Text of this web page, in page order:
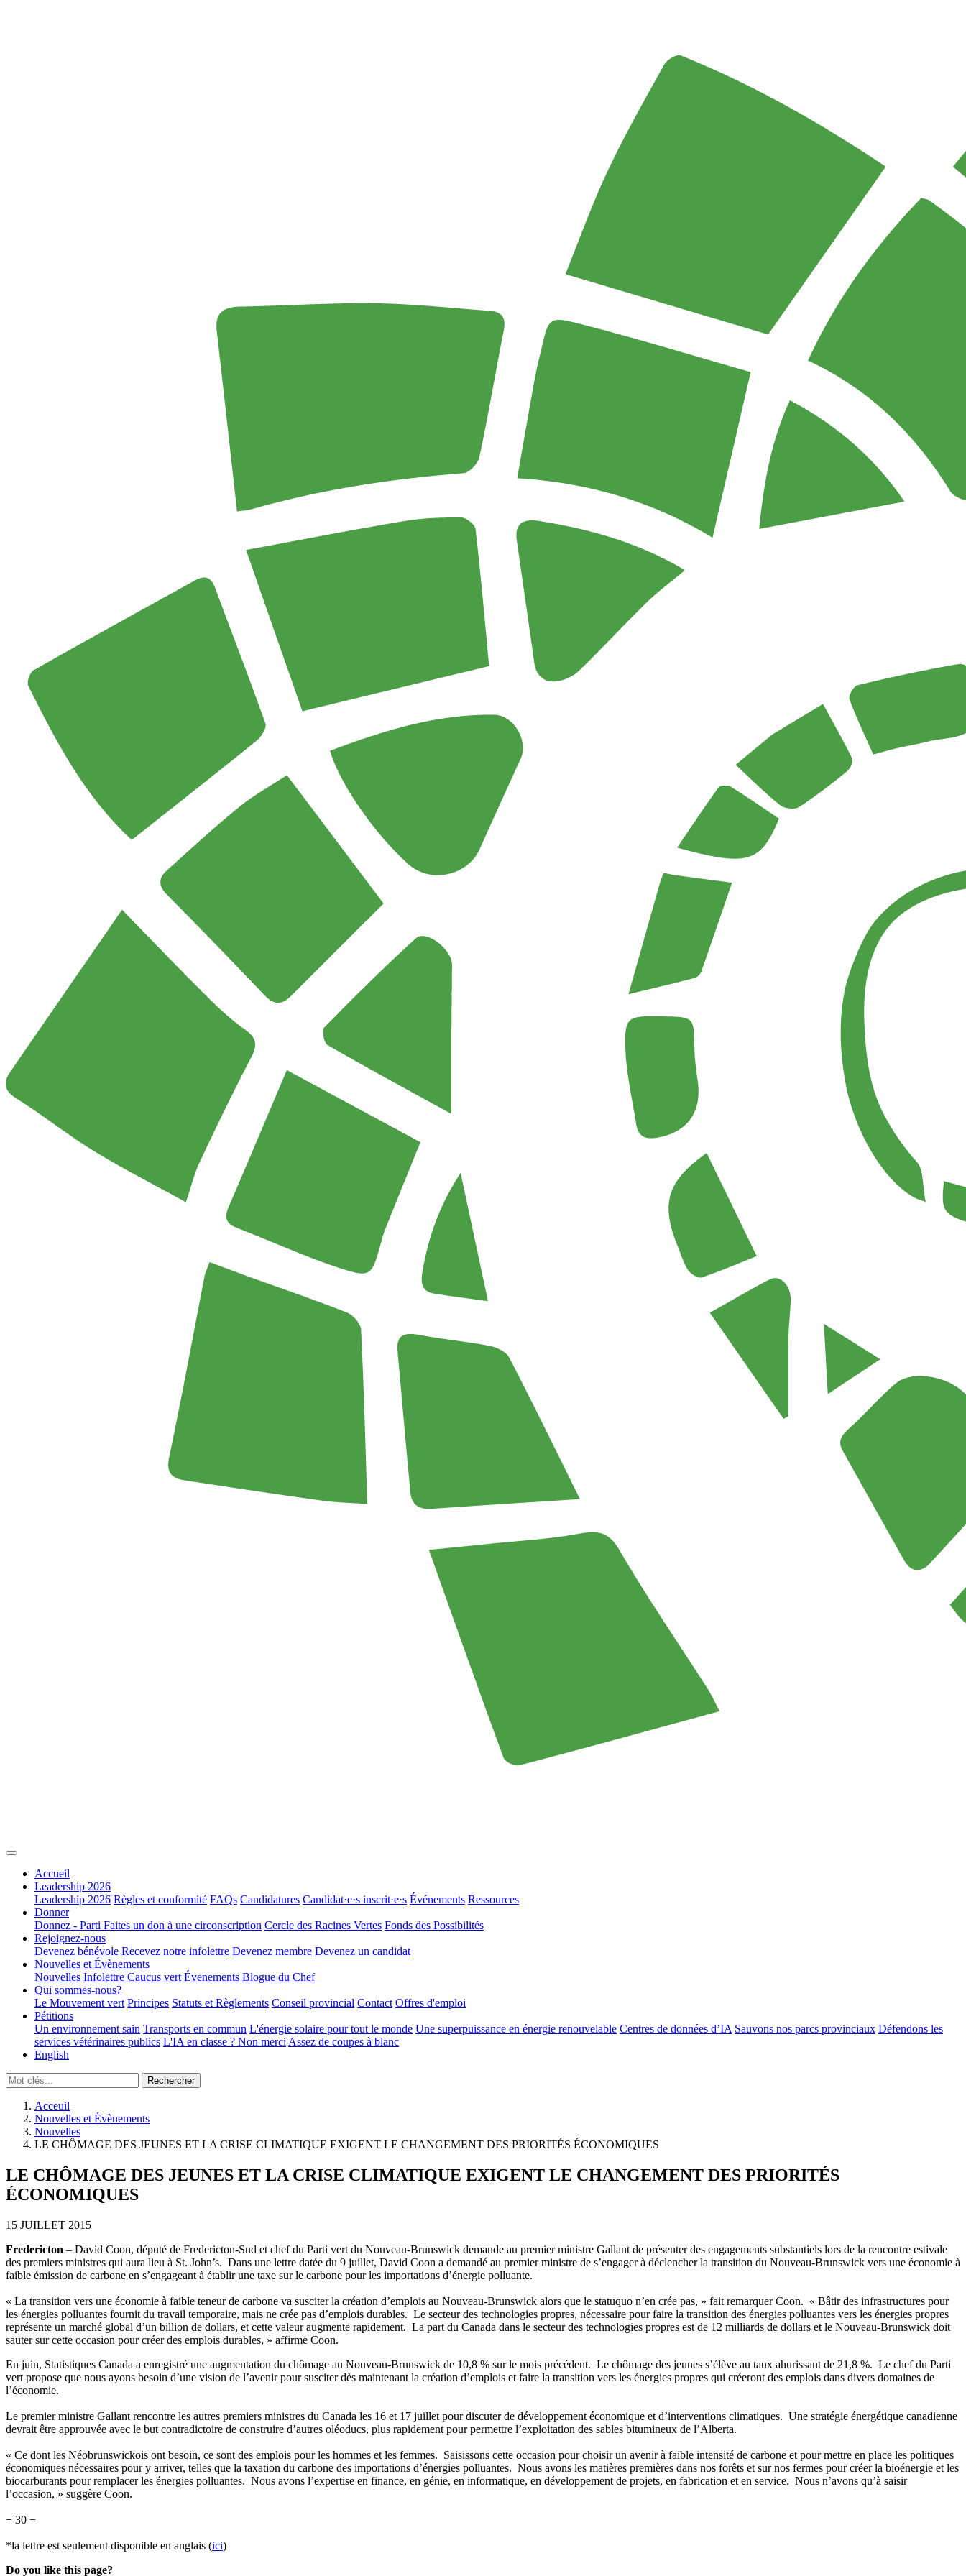
Accueil
Leadership 2026
Leadership 2026 Règles et conformité FAQs Candidatures Candidat·e·s inscrit·e·s Événements Ressources
Donner
Donnez - Parti Faites un don à une circonscription Cercle des Racines Vertes Fonds des Possibilités
Rejoignez-nous
Devenez bénévole Recevez notre infolettre Devenez membre Devenez un candidat
Nouvelles et Évènements
Nouvelles Infolettre Caucus vert Évenements Blogue du Chef
Qui sommes-nous?
Le Mouvement vert Principes Statuts et Règlements Conseil provincial Contact Offres d'emploi
Pétitions
Un environnement sain Transports en commun L'énergie solaire pour tout le monde Une superpuissance en énergie renouvelable Centres de données d’IA Sauvons nos parcs provinciaux Défendons les
services vétérinaires publics L'IA en classe ? Non merci Assez de coupes à blanc
English
Acceuil
Nouvelles et Évènements
Nouvelles
LE CHÔMAGE DES JEUNES ET LA CRISE CLIMATIQUE EXIGENT LE CHANGEMENT DES PRIORITÉS ÉCONOMIQUES
LE CHÔMAGE DES JEUNES ET LA CRISE CLIMATIQUE EXIGENT LE CHANGEMENT DES PRIORITÉS
ÉCONOMIQUES
15 JUILLET 2015
Fredericton – David Coon, député de Fredericton-Sud et chef du Parti vert du Nouveau-Brunswick demande au premier ministre Gallant de présenter des engagements substantiels lors de la rencontre estivale
des premiers ministres qui aura lieu à St. John’s. Dans une lettre datée du 9 juillet, David Coon a demandé au premier ministre de s’engager à déclencher la transition du Nouveau-Brunswick vers une économie à
faible émission de carbone en s’engageant à établir une taxe sur le carbone pour les importations d’énergie polluante.
« La transition vers une économie à faible teneur de carbone va susciter la création d’emplois au Nouveau-Brunswick alors que le statuquo n’en crée pas, » fait remarquer Coon. « Bâtir des infrastructures pour
les énergies polluantes fournit du travail temporaire, mais ne crée pas d’emplois durables. Le secteur des technologies propres, nécessaire pour faire la transition des énergies polluantes vers les énergies propres
représente un marché global d’un billion de dollars, et cette valeur augmente rapidement. La part du Canada dans le secteur des technologies propres est de 12 milliards de dollars et le Nouveau-Brunswick doit
sauter sur cette occasion pour créer des emplois durables, » affirme Coon.
En juin, Statistiques Canada a enregistré une augmentation du chômage au Nouveau-Brunswick de 10,8 % sur le mois précédent. Le chômage des jeunes s’élève au taux ahurissant de 21,8 %. Le chef du Parti
vert propose que nous ayons besoin d’une vision de l’avenir pour susciter dès maintenant la création d’emplois et faire la transition vers les énergies propres qui créeront des emplois dans divers domaines de
l’économie.
Le premier ministre Gallant rencontre les autres premiers ministres du Canada les 16 et 17 juillet pour discuter de développement économique et d’interventions climatiques. Une stratégie énergétique canadienne
devrait être approuvée avec le but contradictoire de construire d’autres oléoducs, plus rapidement pour permettre l’exploitation des sables bitumineux de l’Alberta.
« Ce dont les Néobrunswickois ont besoin, ce sont des emplois pour les hommes et les femmes. Saisissons cette occasion pour choisir un avenir à faible intensité de carbone et pour mettre en place les politiques
économiques nécessaires pour y arriver, telles que la taxation du carbone des importations d’énergies polluantes. Nous avons les matières premières dans nos forêts et sur nos fermes pour créer la bioénergie et les
biocarburants pour remplacer les énergies polluantes. Nous avons l’expertise en finance, en génie, en informatique, en développement de projets, en fabrication et en service. Nous n’avons qu’à saisir
l’occasion, » suggère Coon.
− 30 −
*la lettre est seulement disponible en anglais (ici)
Do you like this page?